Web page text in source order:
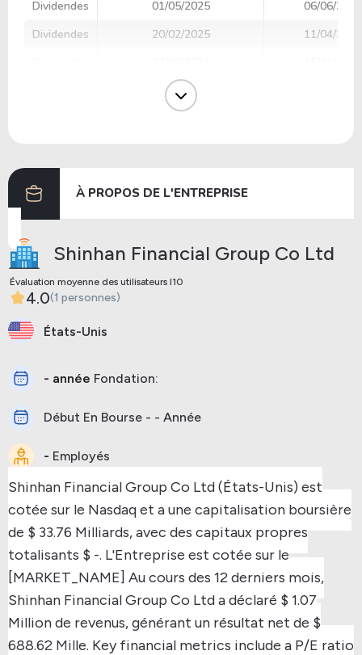
Dividendes 01/05/2025
06/06/2025
Dividendes
20/02/2025
11/04/2025
27/06/2024
À PROPOS DE L'ENTREPRISE
Shinhan Financial Group Co Ltd
Évaluation moyenne des utilisateurs I10
4.0(1 personnes)
États-Unis
- année Fondation:
Début En Bourse - - Année
- Employés
Shinhan Financial Group Co Ltd (États-Unis) est
cotée sur le Nasdaq et a une capitalisation boursière
de $ 33.76 Milliards, avec des capitaux propres
totalisants $ -. L'Entreprise est cotée sur le
[MARKET_NAME] Au cours des 12 derniers mois,
Shinhan Financial Group Co Ltd a déclaré $ 1.07
Million de revenus, générant un résultat net de $
688.62 Mille. Key financial metrics include a P/E ratio